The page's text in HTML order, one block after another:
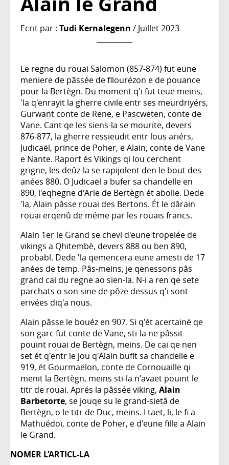
Ecrit par : Tudi Kernalegenn / Juïllet 2023
Le regne du rouai Salomon (857-874) fut eune
meniere de pâssée de fllourézon e de pouance
pour la Bertègn. Du moment q'i fut teuë meins,
'la q'enrayit la gherre civile entr ses meurdriyérs,
Gurwant conte de Rene, e Pascweten, conte de
Vane. Cant qe les siens-la se mourite, devers
876-877, la gherre ressieudit entr lous ariérs,
Judicaël, prince de Poher, e Alain, conte de Vane
e Nante. Raport és Vikings qi lou cerchent
grigne, les deûz-la se rapijolent den le bout des
anées 880. O Judicaël a bufer sa chandelle en
890, l'eqhegne d'Arie de Bertègn ét abolie. Dede
'la, Alain pâsse rouai des Bertons. Ét le dârain
rouai erqenû de méme par les rouais francs.
Alain 1er le Grand se chevi d'eune tropelée de
vikings a Qhitembè, devers 888 ou ben 890,
probabl. Dede 'la qemencera eune amesti de 17
anées de temp. Pâs-meins, je qenessons pâs
grand cai du regne ao sien-la. N-i a ren qe sete
parchats o son sine de pôzë dessus q'i sont
erivées diq'a nous.
Alain pâsse le bouéz en 907. Si q'ét acertainë qe
son garc fut conte de Vane, sti-la ne pâssit
pouint rouai de Bertègn, meins. De cai qe nen
set ét q'entr le jou q'Alain bufit sa chandelle e
919, ét Gourmaëlon, conte de Cornouaille qi
menit la Bertègn, meins sti-la n'avaet pouint le
titr de rouai. Aprés la pâssée viking, Alain
Barbetorte, se jouqe su le grand-sietâ de
Bertègn, o le titr de Duc, meins. I taet, li, le fi a
Mathuédoï, conte de Poher, e d'eune fille a Alain
le Grand.
NOMER L’ARTICL-LA